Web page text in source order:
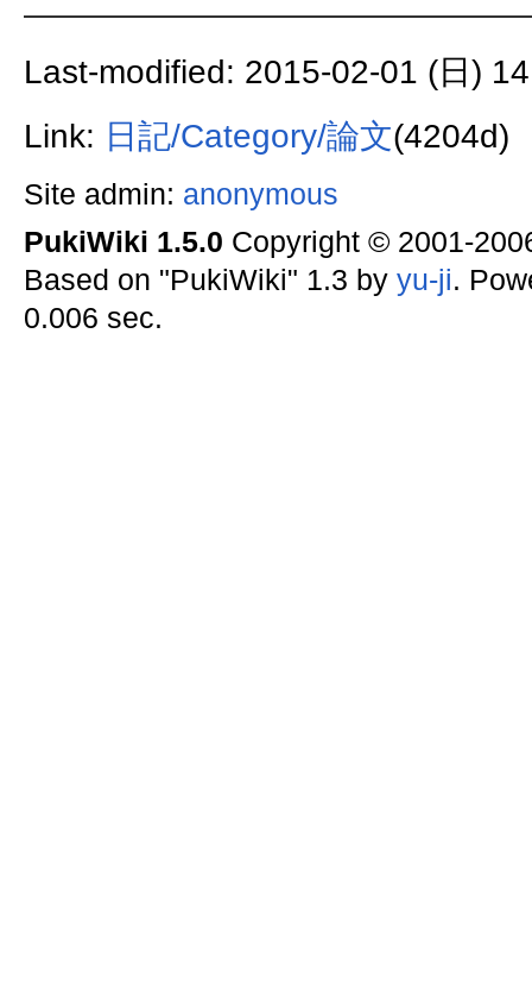
Last-modified: 2015-02-01 (日)
Link: 日記/Category/論文(4204d)
Site admin: anonymous
PukiWiki 1.5.0 Copyright © 2001-
Based on "PukiWiki" 1.3 by yu-ji.
0.006 sec.